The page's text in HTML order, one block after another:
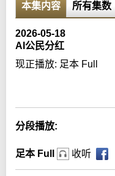
本集内容 所有集数
2026-05-18
AI公民分红
现正播放: 足本 Full
分段播放:
足本 Full 收听